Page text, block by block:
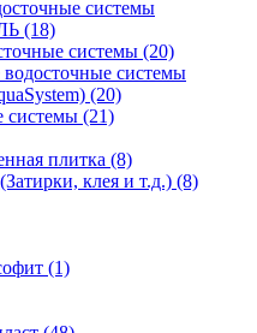
системы
(18)
системы (20)
системы
(20)
системы (21)
плитка (8)
клея и т.д.) (8)
(1)